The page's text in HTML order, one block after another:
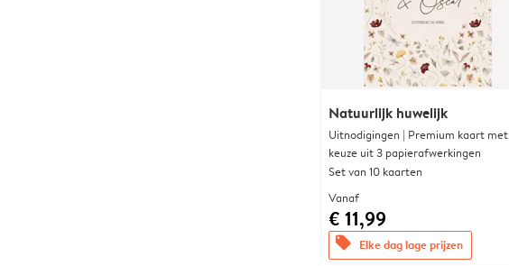
Natuurlijk huwelijk
Uitnodigingen | Premium kaart met
keuze uit 3 papierafwerkingen
Set van 10 kaarten
Vanaf
€ 11,99
offers Elke dag lage prijzen